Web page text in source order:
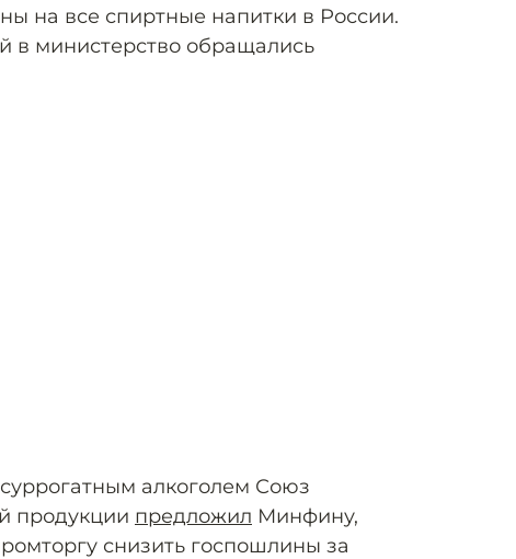
на все спиртные напитки в России.
в министерство обращались
алкоголем Союз
продукции предложил Минфину,
снизить госпошлины за